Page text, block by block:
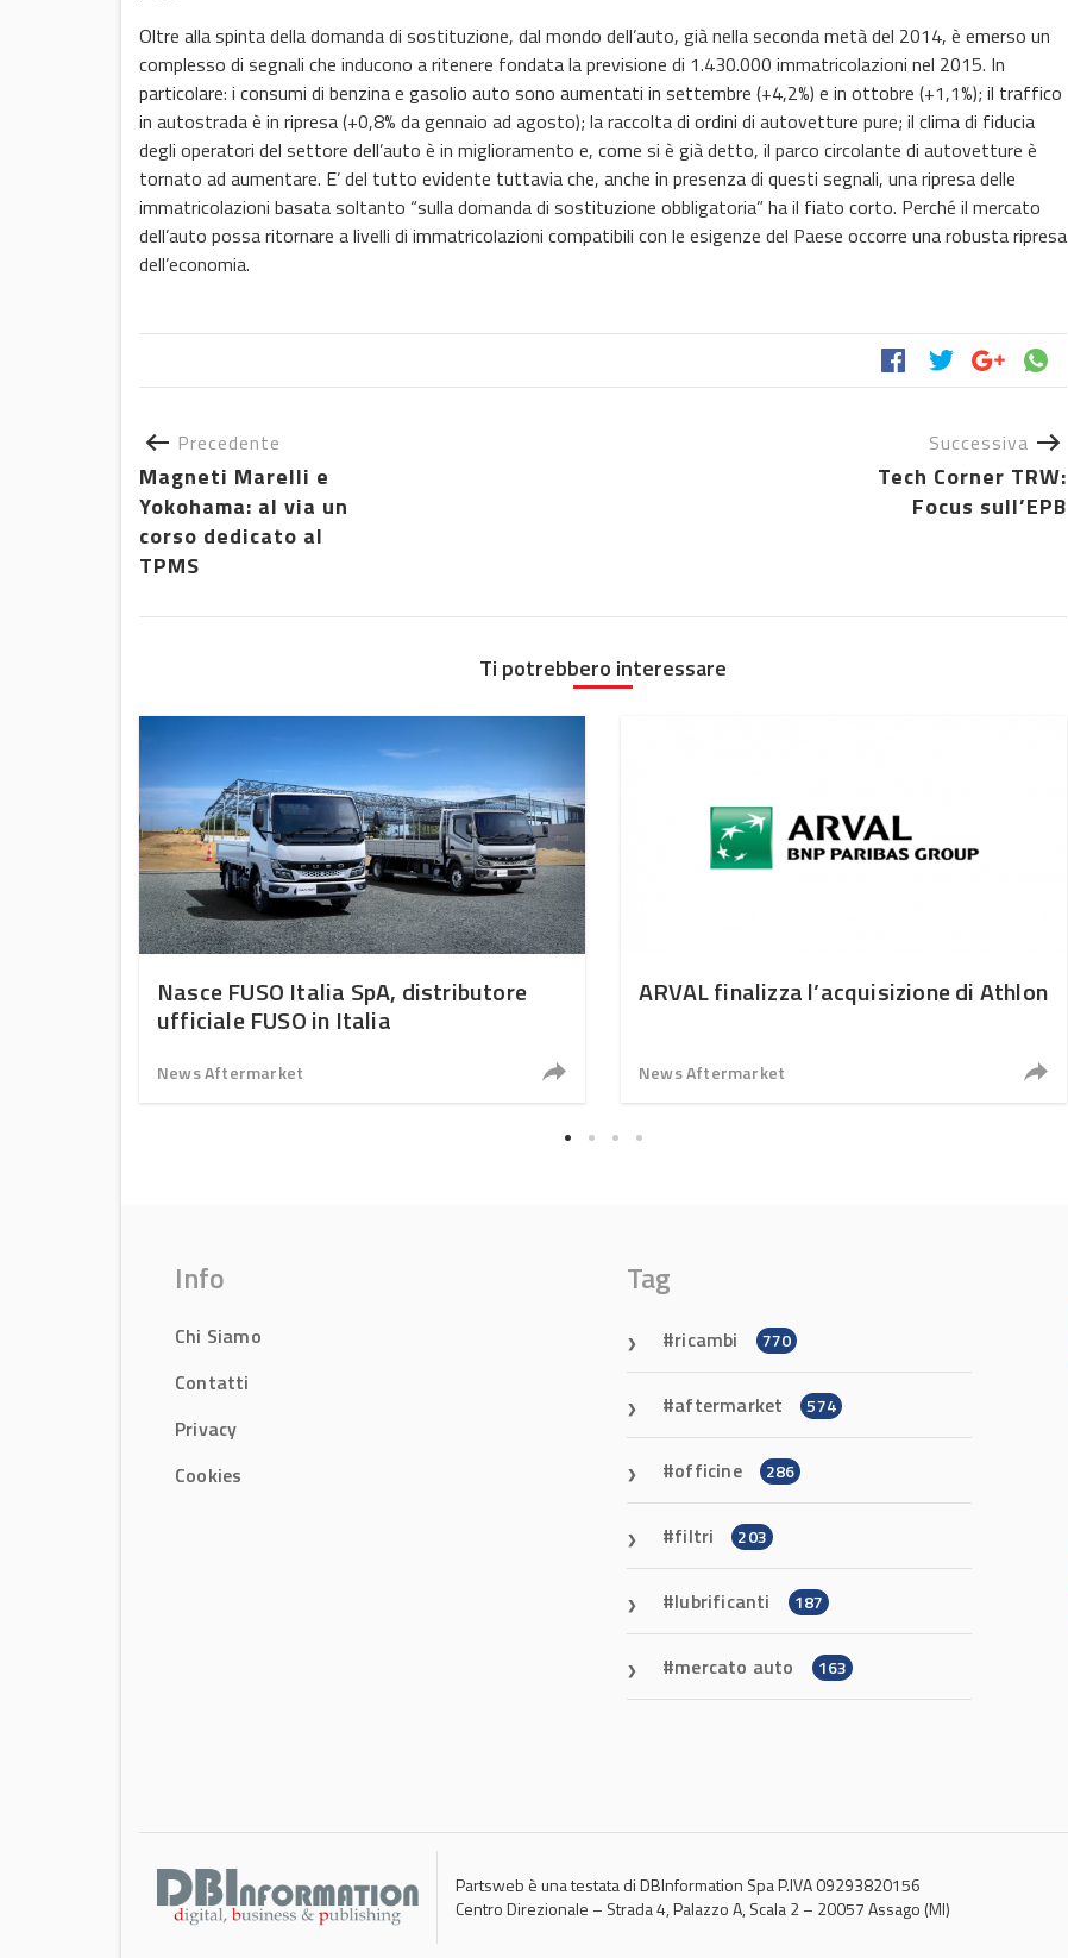
Oltre alla spinta della domanda di sostituzione, dal mondo dell’auto, già nella seconda metà del 2014, è emerso un
complesso di segnali che inducono a ritenere fondata la previsione di 1.430.000 immatricolazioni nel 2015. In
particolare: i consumi di benzina e gasolio auto sono aumentati in settembre (+4,2%) e in ottobre (+1,1%); il traffico
in autostrada è in ripresa (+0,8% da gennaio ad agosto); la raccolta di ordini di autovetture pure; il clima di fiducia
degli operatori del settore dell’auto è in miglioramento e, come si è già detto, il parco circolante di autovetture è
tornato ad aumentare. E’ del tutto evidente tuttavia che, anche in presenza di questi segnali, una ripresa delle
immatricolazioni basata soltanto “sulla domanda di sostituzione obbligatoria” ha il fiato corto. Perché il mercato
dell’auto possa ritornare a livelli di immatricolazioni compatibili con le esigenze del Paese occorre una robusta ripresa
dell’economia.
Precedente
Magneti Marelli e
Yokohama: al via un
corso dedicato al
TPMS
Successiva
Tech Corner TRW:
Focus sull’EPB
Ti potrebbero interessare
Nasce FUSO Italia SpA, distributore
ufficiale FUSO in Italia
News Aftermarket
ARVAL finalizza l’acquisizione di Athlon
News Aftermarket
Info
Chi Siamo
Contatti
Privacy
Cookies
Tag
ricambi 770
aftermarket 574
officine 286
filtri 203
lubrificanti 187
mercato auto 163
Partsweb è una testata di DBInformation Spa P.IVA 09293820156
Centro Direzionale – Strada 4, Palazzo A, Scala 2 – 20057 Assago (MI)